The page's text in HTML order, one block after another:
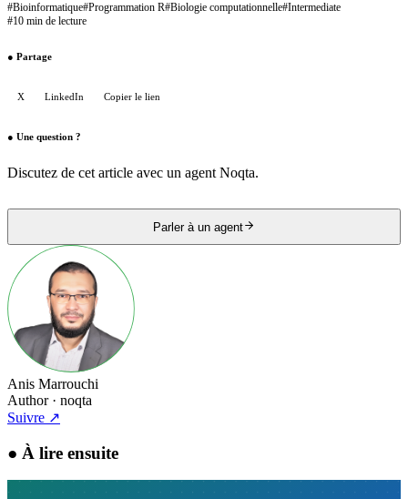
#Bioinformatique#Programmation R#Biologie computationnelle#Intermediate
#10 min de lecture
● Partage
X LinkedIn Copier le lien
● Une question ?
Discutez de cet article avec un agent Noqta.
Parler à un agent
Anis Marrouchi
Author· noqta
Suivre ↗
● À lire ensuite